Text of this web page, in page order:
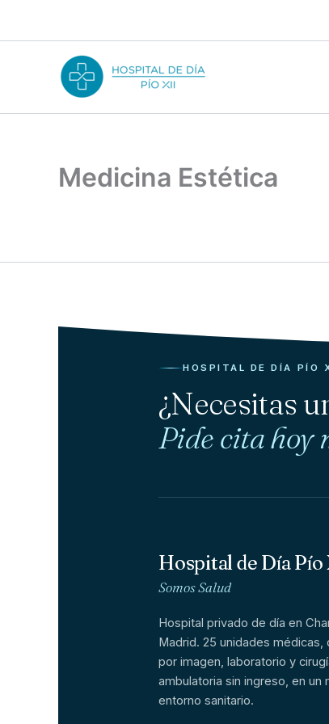
Medicina Estética
HOSPITAL DE DÍA PÍO
¿Necesitas
Pide cita hoy
Hospital de Día
Somos Salud
Hospital privado de día en
Madrid. 25 unidades médicas,
por imagen, laboratorio y
ambulatoria sin ingreso, en un
entorno sanitario.